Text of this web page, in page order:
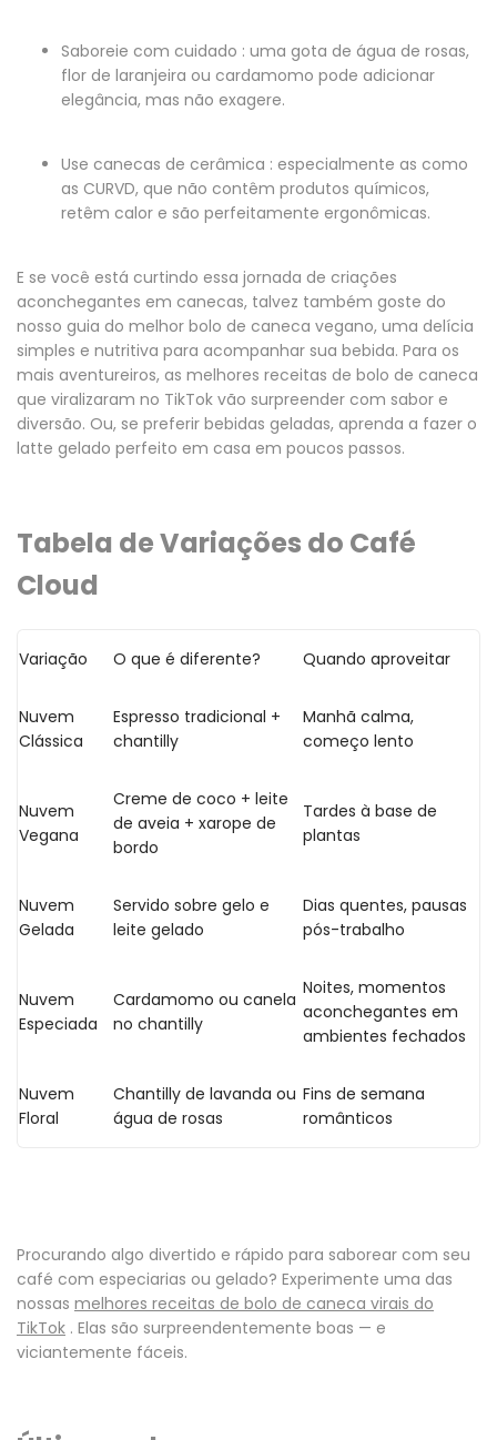
Saboreie com cuidado : uma gota de água de rosas,
flor de laranjeira ou cardamomo pode adicionar
elegância, mas não exagere.
Use canecas de cerâmica : especialmente as como
as CURVD, que não contêm produtos químicos,
retêm calor e são perfeitamente ergonômicas.
E se você está curtindo essa jornada de criações
aconchegantes em canecas, talvez também goste do
nosso guia do melhor bolo de caneca vegano, uma delícia
simples e nutritiva para acompanhar sua bebida. Para os
mais aventureiros, as melhores receitas de bolo de caneca
que viralizaram no TikTok vão surpreender com sabor e
diversão. Ou, se preferir bebidas geladas, aprenda a fazer o
latte gelado perfeito em casa em poucos passos.
Tabela de Variações do Café
Cloud
Variação O que é diferente? Quando aproveitar
Nuvem
Clássica
Espresso tradicional +
chantilly
Manhã calma,
começo lento
Nuvem
Vegana
Creme de coco + leite
de aveia + xarope de
bordo
Tardes à base de
plantas
Nuvem
Gelada
Servido sobre gelo e
leite gelado
Dias quentes, pausas
pós-trabalho
Nuvem
Especiada
Cardamomo ou canela
no chantilly
Noites, momentos
aconchegantes em
ambientes fechados
Nuvem
Floral
Chantilly de lavanda ou
água de rosas
Fins de semana
românticos
Procurando algo divertido e rápido para saborear com seu
café com especiarias ou gelado? Experimente uma das
nossas melhores receitas de bolo de caneca virais do
TikTok . Elas são surpreendentemente boas — e
viciantemente fáceis.